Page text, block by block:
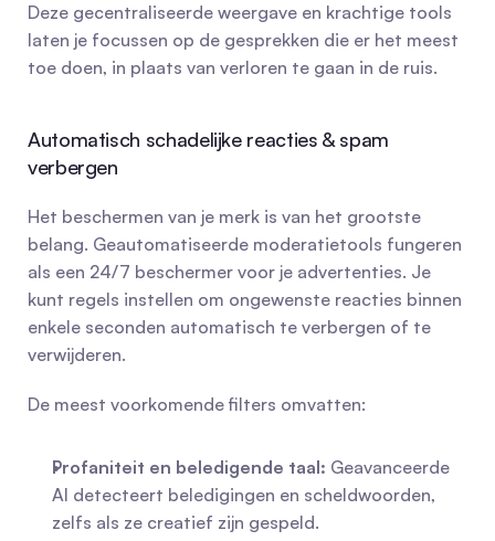
Deze gecentraliseerde weergave en krachtige tools
laten je focussen op de gesprekken die er het meest
toe doen, in plaats van verloren te gaan in de ruis.
Automatisch schadelijke reacties & spam
verbergen
Het beschermen van je merk is van het grootste
belang. Geautomatiseerde moderatietools fungeren
als een 24/7 beschermer voor je advertenties. Je
kunt regels instellen om ongewenste reacties binnen
enkele seconden automatisch te verbergen of te
verwijderen.
De meest voorkomende filters omvatten:
Profaniteit en beledigende taal: Geavanceerde
AI detecteert beledigingen en scheldwoorden,
zelfs als ze creatief zijn gespeld.